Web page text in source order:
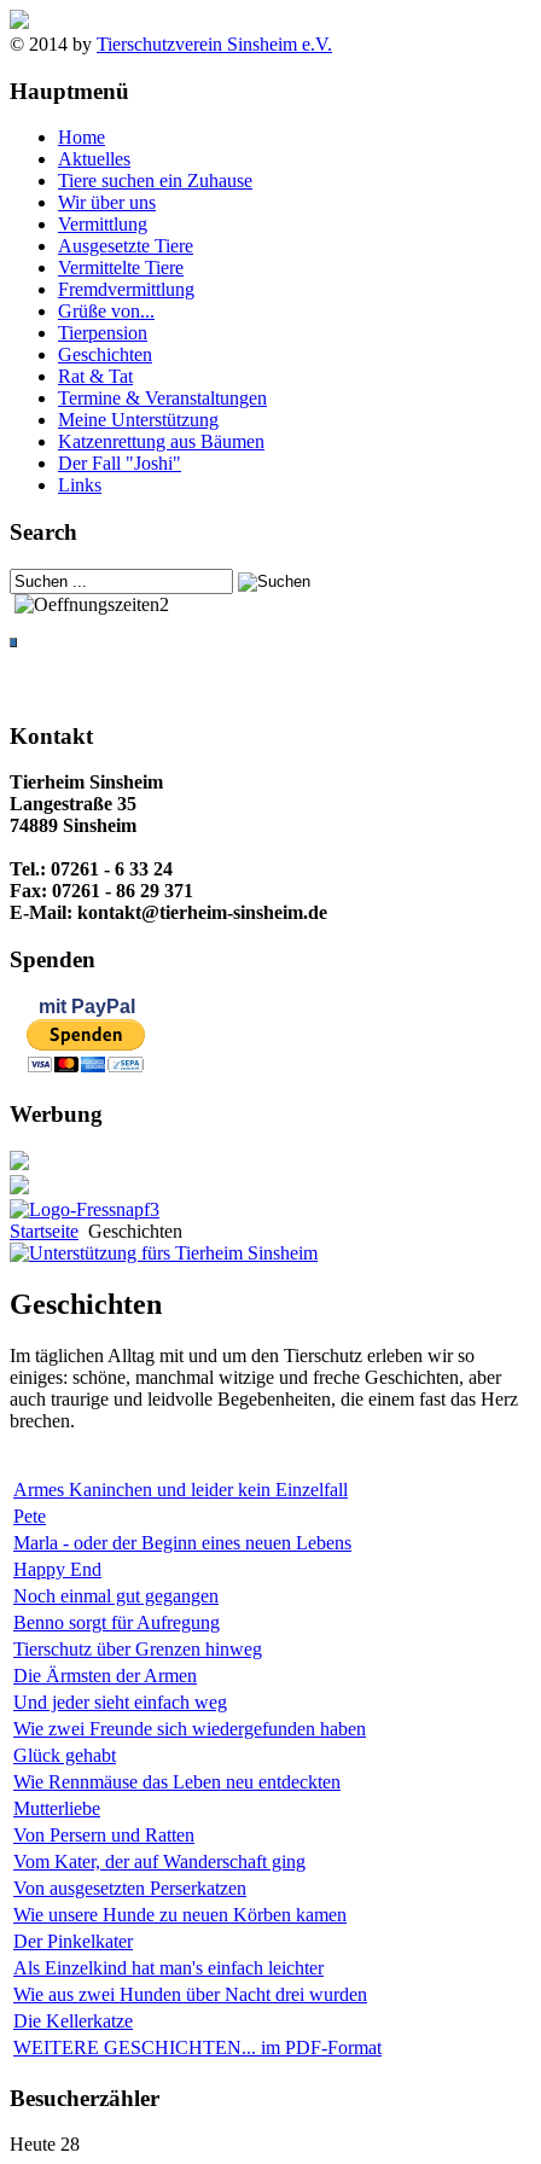
© 2014 by Tierschutzverein Sinsheim e.V.
Hauptmenü
Home
Aktuelles
Tiere suchen ein Zuhause
Wir über uns
Vermittlung
Ausgesetzte Tiere
Vermittelte Tiere
Fremdvermittlung
Grüße von...
Tierpension
Geschichten
Rat & Tat
Termine & Veranstaltungen
Meine Unterstützung
Katzenrettung aus Bäumen
Der Fall "Joshi"
Links
Search
Kontakt
Tierheim Sinsheim
Langestraße 35
74889 Sinsheim
Tel.: 07261 - 6 33 24
Fax: 07261 - 86 29 371
E-Mail: kontakt@tierheim-sinsheim.de
Spenden
mit PayPal
Werbung
Startseite Geschichten
Geschichten
Im täglichen Alltag mit und um den Tierschutz erleben wir so
einiges: schöne, manchmal witzige und freche Geschichten, aber
auch traurige und leidvolle Begebenheiten, die einem fast das Herz
brechen.
Armes Kaninchen und leider kein Einzelfall
Pete
Marla - oder der Beginn eines neuen Lebens
Happy End
Noch einmal gut gegangen
Benno sorgt für Aufregung
Tierschutz über Grenzen hinweg
Die Ärmsten der Armen
Und jeder sieht einfach weg
Wie zwei Freunde sich wiedergefunden haben
Glück gehabt
Wie Rennmäuse das Leben neu entdeckten
Mutterliebe
Von Persern und Ratten
Vom Kater, der auf Wanderschaft ging
Von ausgesetzten Perserkatzen
Wie unsere Hunde zu neuen Körben kamen
Der Pinkelkater
Als Einzelkind hat man's einfach leichter
Wie aus zwei Hunden über Nacht drei wurden
Die Kellerkatze
WEITERE GESCHICHTEN... im PDF-Format
Besucherzähler
Heute 28